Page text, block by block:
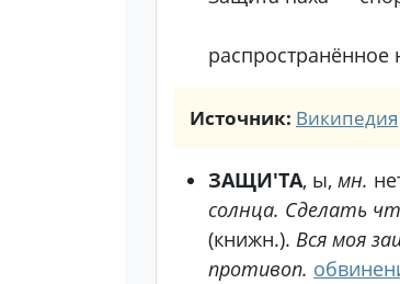
распространённое
Источник: Википедия
ЗАЩИ'ТА, ы, мн.
солнца. Сделать
(книжн.). Вся моя
противоп.